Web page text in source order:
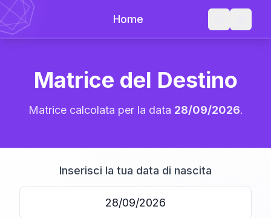
Home
Matrice del Destino
Matrice calcolata per la data 28/09/2026.
Inserisci la tua data di nascita